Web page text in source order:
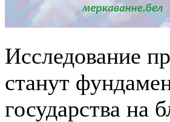
Исследование
станут
государства на